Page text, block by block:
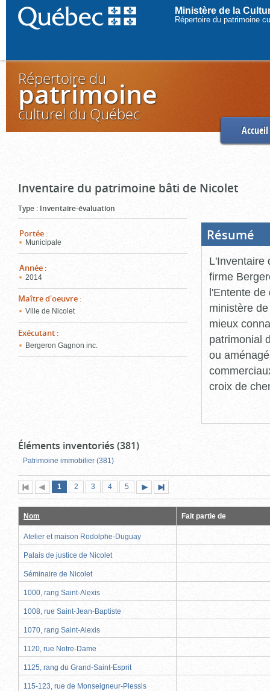
Ministère de la
Répertoire du patrimoine
Répertoire du
patrimoine
culturel du Québec
Accueil
Inventaire du patrimoine bâti de Nicolet
Type : Inventaire-évaluation
Portée :
Municipale
Année :
2014
Maître d'oeuvre :
Ville de Nicolet
Exécutant :
Bergeron Gagnon inc.
Résumé
L'Inventaire
firme
l'Entente de
ministère
mieux
patrimonial
ou
croix de
Éléments inventoriés (381)
Patrimoine immobilier (381)
Première
page
Page
précédente
Page
1 (page
actuelle)
Page
2 Page
3 Page
4 Page
5
suivante
page
Nom Fait partie de
Atelier et maison Rodolphe-Duguay
Palais de justice de Nicolet
Séminaire de Nicolet
1000, rang Saint-Alexis
1008, rue Saint-Jean-Baptiste
1070, rang Saint-Alexis
1120, rue Notre-Dame
1125, rang du Grand-Saint-Esprit
115-123, rue de Monseigneur-Plessis